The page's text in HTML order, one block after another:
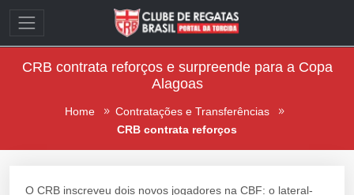
CRB contrata reforços e surpreende para a Copa
Alagoas
Home
Contratações e Transferências
CRB contrata reforços
O CRB inscreveu dois novos jogadores na CBF: o lateral-